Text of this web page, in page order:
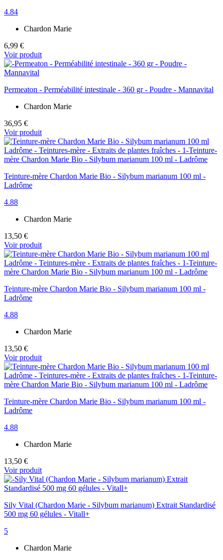
4.84
Chardon Marie
6,99 €
Voir produit
Permeaton - Perméabilité intestinale - 360 gr - Poudre - Mannavital
Chardon Marie
36,95 €
Voir produit
Teinture-mère Chardon Marie Bio - Silybum marianum 100 ml -
Ladrôme
4.88
Chardon Marie
13,50 €
Voir produit
Teinture-mère Chardon Marie Bio - Silybum marianum 100 ml -
Ladrôme
4.88
Chardon Marie
13,50 €
Voir produit
Teinture-mère Chardon Marie Bio - Silybum marianum 100 ml -
Ladrôme
4.88
Chardon Marie
13,50 €
Voir produit
Sily Vital (Chardon Marie - Silybum marianum) Extrait Standardisé
500 mg 60 gélules - Vitall+
5
Chardon Marie